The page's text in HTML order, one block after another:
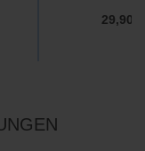
29,90